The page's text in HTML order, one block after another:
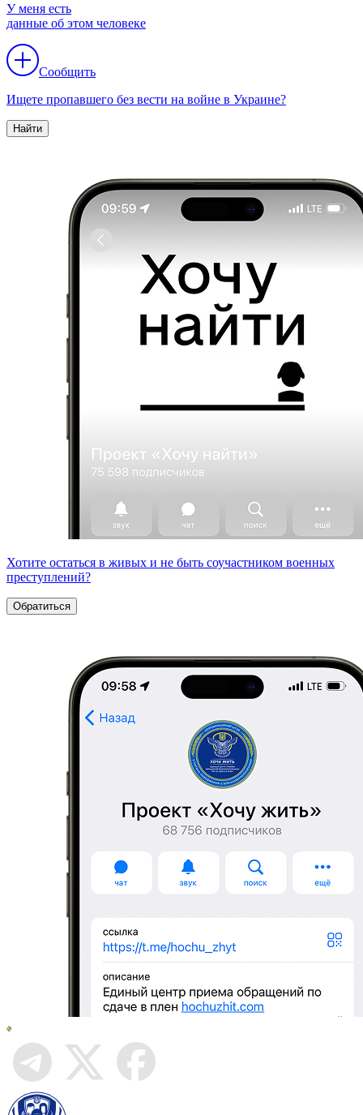
У меня есть
данные об этом человеке
Сообщить
Ищете пропавшего без вести на войне в Украине?
Найти
Хотите остаться в живых и не быть соучастником военных
преступлений?
Обратиться